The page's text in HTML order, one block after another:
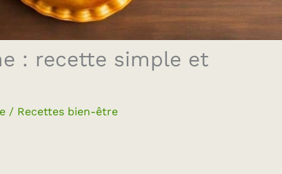
: recette simple et
/ Recettes bien-être